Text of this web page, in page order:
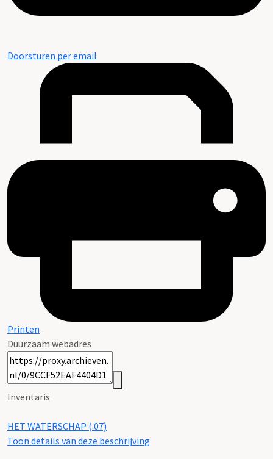
Doorsturen per email
Printen
Duurzaam webadres
Inventaris
HET WATERSCHAP (.07)
Toon details van deze beschrijving